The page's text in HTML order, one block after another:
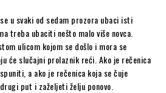
u svaki od sedam prozora ubaci isti
treba ubaciti nešto malo više novca.
ulicom kojom se došlo i mora se
će slučajni prolaznik reći. Ako je rečenica
a ako je rečenica koja se čuje
put i zaželjeti želju ponovo.